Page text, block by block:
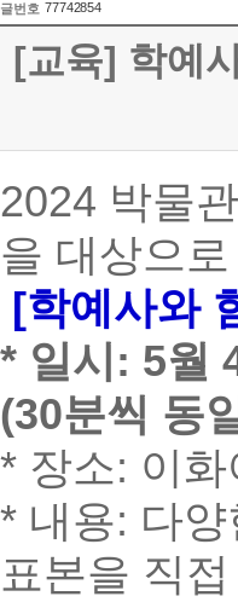
글번호 77742854
[교육] 학예
2024 박물
을 대상으로
[학예사와
* 일시: 5월
(30분씩 동
* 장소: 이
* 내용: 다
표본을 직